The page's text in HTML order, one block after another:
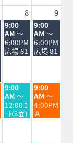
8 9
土
曜
日,
8
月
9:00
AM ～
6:00PM
広場 81
日
曜
日,
8
月
9:00
AM ～
6:00PM
広場 81
土
曜
日,
8
月
9:00
AM ～
12:00 ｺ
ｰﾄ(3面)
日
曜
日,
8
月
9:00
AM ～
4:00PM
Ａ